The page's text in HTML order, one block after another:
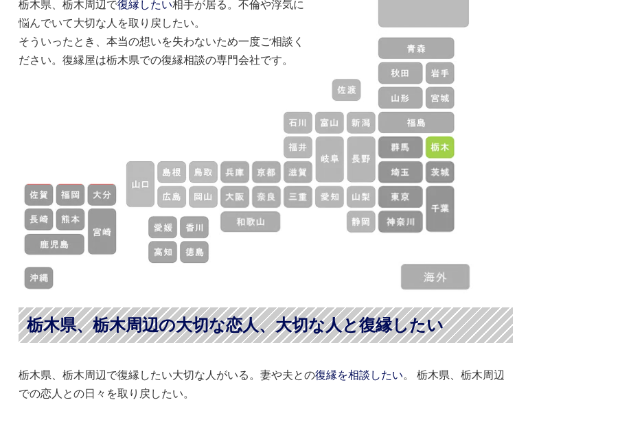
栃木県、栃木周辺で復縁したい相手が居る。不倫や浮気に
悩んでいて大切な人を取り戻したい。
そういったとき、本当の想いを失わないため一度ご相談く
ださい。復縁屋は栃木県での復縁相談の専門会社です。
栃木県、栃木周辺の大切な恋人、大切な人と復縁したい
栃木県、栃木周辺で復縁したい大切な人がいる。妻や夫との復縁を相談したい。 栃木県、栃木周辺
での恋人との日々を取り戻したい。